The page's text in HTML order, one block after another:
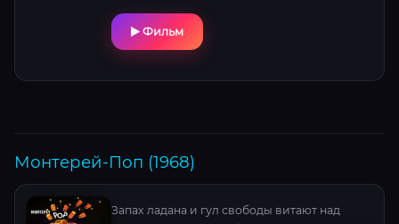
Фильм
Монтерей-Поп (1968)
Запах ладана и гул свободы витают над